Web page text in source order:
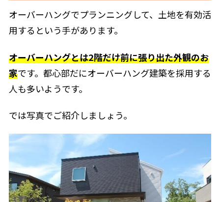
オーバーハングでプランニングして、土地を有効活
用するという手があります。
オーバーハングとは2階だけ前に張り出た外観のお
家です。都心部だにオーバーハング建築を採用する
人も多いようです。
では写真でご紹介しましょう。